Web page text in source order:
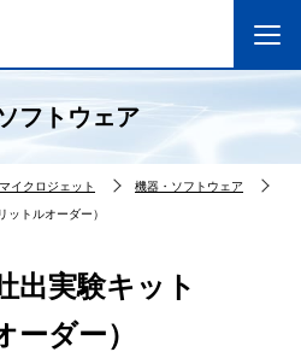
フトウェア
イクロジェット
機器・ソフトウェア
トルオーダー）
出実験キット
ーダー）